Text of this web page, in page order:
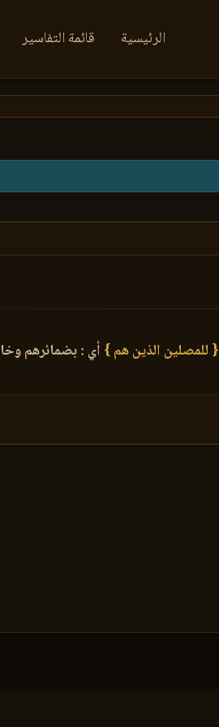
الرئيسية قائمة التفاسير
{ للمصلين الذين هم }أي : بضمائرهم